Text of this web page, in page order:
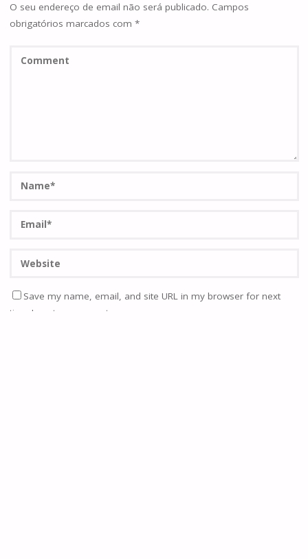
O seu endereço de email não será publicado. Campos
obrigatórios marcados com *
Save my name, email, and site URL in my browser for next
time I post a comment.